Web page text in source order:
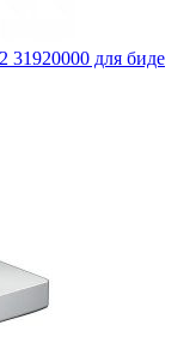
31920000 для биде